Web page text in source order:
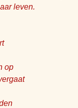
leven.
op